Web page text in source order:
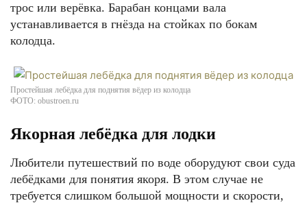
трос или верёвка. Барабан концами вала
устанавливается в гнёзда на стойках по бокам
колодца.
Простейшая лебёдка для поднятия вёдер из колодца
ФОТО: obustroen.ru
Якорная лебёдка для лодки
Любители путешествий по воде оборудуют свои суда
лебёдками для понятия якоря. В этом случае не
требуется слишком большой мощности и скорости,